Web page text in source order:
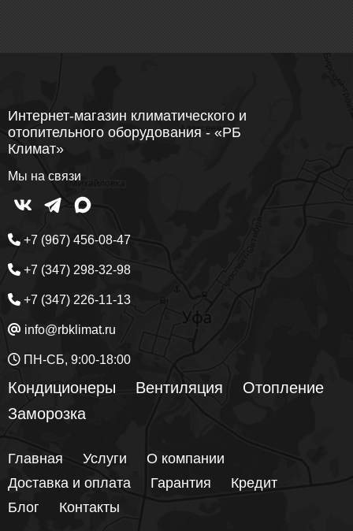
Интернет-магазин климатического и
отопительного оборудования - «РБ
Климат»
Мы на связи
+7 (967) 456-08-47
+7 (347) 298-32-98
+7 (347) 226-11-13
info@rbklimat.ru
ПН-СБ, 9:00-18:00
Кондиционеры Вентиляция
Отопление
Заморозка
Главная Услуги
О компании
Доставка и оплата
Гарантия
Кредит
Блог
Контакты